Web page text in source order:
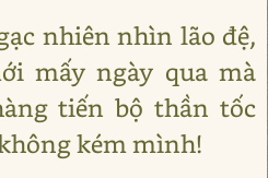
nhiên nhìn lão đệ,
mấy ngày qua mà
tiến bộ thần tốc
kém mình!